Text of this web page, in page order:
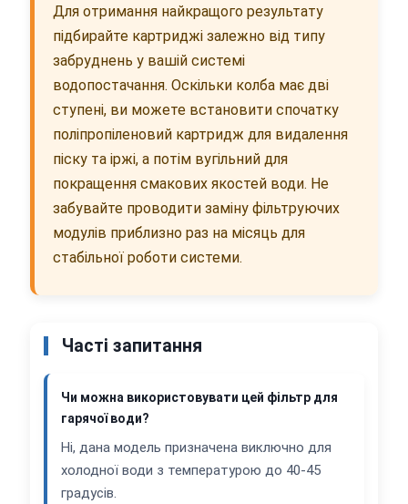
Для отримання найкращого результату
підбирайте картриджі залежно від типу
забруднень у вашій системі
водопостачання. Оскільки колба має дві
ступені, ви можете встановити спочатку
поліпропіленовий картридж для видалення
піску та іржі, а потім вугільний для
покращення смакових якостей води. Не
забувайте проводити заміну фільтруючих
модулів приблизно раз на місяць для
стабільної роботи системи.
Часті запитання
Чи можна використовувати цей фільтр для
гарячої води?
Ні, дана модель призначена виключно для
холодної води з температурою до 40-45
градусів.